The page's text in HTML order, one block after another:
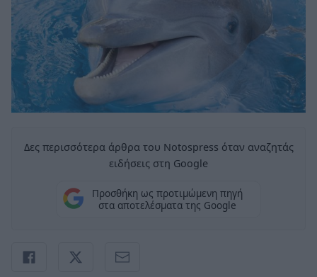
Δες περισσότερα άρθρα του Notospress όταν αναζητάς
ειδήσεις στη Google
Προσθήκη ως προτιμώμενη πηγή
στα αποτελέσματα της Google